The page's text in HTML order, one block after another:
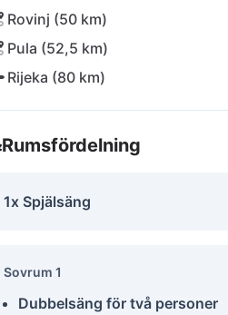
Rovinj (50 km)
Pula (52,5 km)
Rijeka (80 km)
Rumsfördelning
1x Spjälsäng
Sovrum 1
Dubbelsäng för två personer